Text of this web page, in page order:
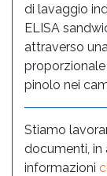
di lavaggio
ELISA
attraverso
pinolo nei
Stiamo
documenti, in
informazioni